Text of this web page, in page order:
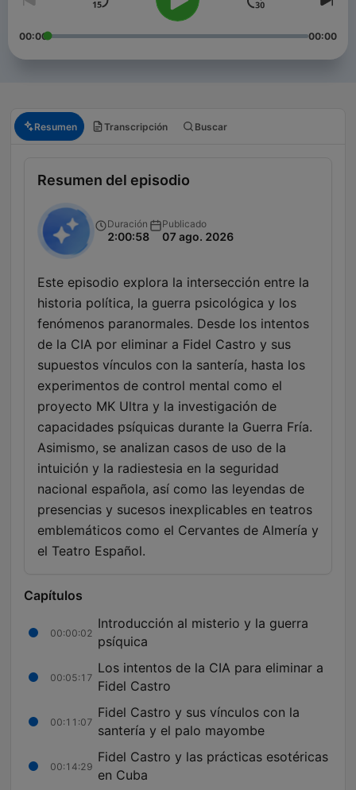
00:00 00:00
Resumen Transcripción Buscar
Resumen del episodio
Duración
2:00:58
Publicado
07 ago. 2026
Este episodio explora la intersección entre la
historia política, la guerra psicológica y los
fenómenos paranormales. Desde los intentos
de la CIA por eliminar a Fidel Castro y sus
supuestos vínculos con la santería, hasta los
experimentos de control mental como el
proyecto MK Ultra y la investigación de
capacidades psíquicas durante la Guerra Fría.
Asimismo, se analizan casos de uso de la
intuición y la radiestesia en la seguridad
nacional española, así como las leyendas de
presencias y sucesos inexplicables en teatros
emblemáticos como el Cervantes de Almería y
el Teatro Español.
Capítulos
00:00:02
Introducción al misterio y la guerra
psíquica
00:05:17
Los intentos de la CIA para eliminar a
Fidel Castro
00:11:07
Fidel Castro y sus vínculos con la
santería y el palo mayombe
00:14:29
Fidel Castro y las prácticas esotéricas
en Cuba